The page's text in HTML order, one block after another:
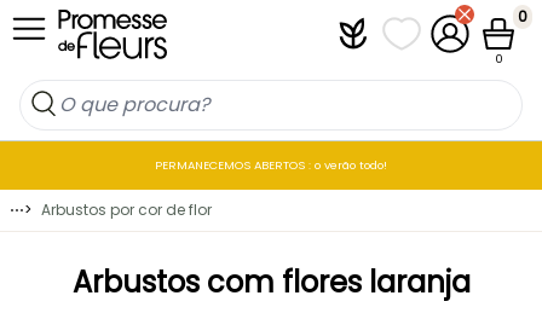
Ir para o Conteúdo PlantfitAs minhas listas
A minha
0
0
PERMANECEMOS ABERTOS : o verão todo!
⋯> Arbustos por cor de flor
Arbustos com flores laranja